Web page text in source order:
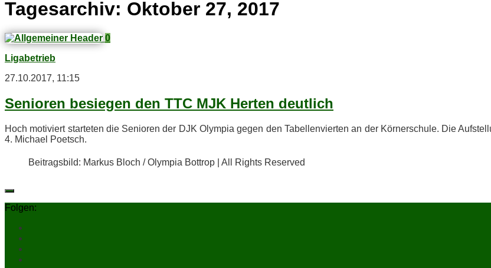
Tagesarchiv: Oktober 27, 2017
0
Ligabetrieb
27.10.2017, 11:15
Se­nio­ren be­sie­gen den TTC MJK Her­ten deutlich
Hoch mo­ti­viert star­te­ten die Se­nio­ren der DJK Olym­pia ge­gen den Ta­bel­len­vier­ten an der Kör­ner­schu­le. Die
4. Mi­cha­el Poetsch.
Bei­trags­bild: Mar­kus Bloch / Olym­pia Bot­trop | All Rights Reserved
Folgen: